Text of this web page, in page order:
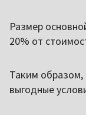
Размер
20% от
Таким образом,
выгодные